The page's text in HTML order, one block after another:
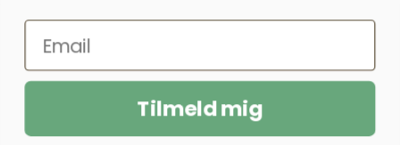
Tilmeld mig